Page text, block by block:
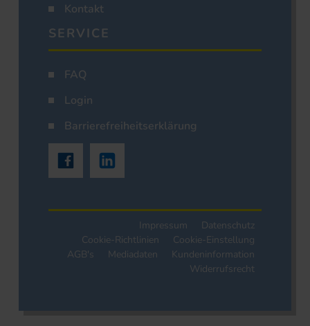
Kontakt
SERVICE
FAQ
Login
Barrierefreiheitserklärung
Impressum
Datenschutz
Cookie-Richtlinien
Cookie-Einstellung
AGB's
Mediadaten
Kundeninformation
Widerrufsrecht